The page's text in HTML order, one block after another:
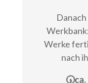
Werke
nach